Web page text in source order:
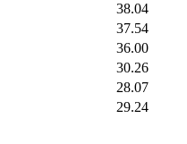
38.04
37.54
36.00
30.26
28.07
29.24